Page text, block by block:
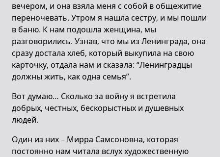
вечером, и она взяла меня с собой в общежитие
переночевать. Утром я нашла сестру, и мы пошли
в баню. К нам подошла женщина, мы
разговорились. Узнав, что мы из Ленинграда, она
сразу достала хлеб, который выкупила на свою
карточку, отдала нам и сказала: “Ленинградцы
должны жить, как одна семья”.
Вот думаю… Сколько за войну я встретила
добрых, честных, бескорыстных и душевных
людей.
Один из них – Мирра Самсоновна, которая
постоянно нам читала вслух художественную